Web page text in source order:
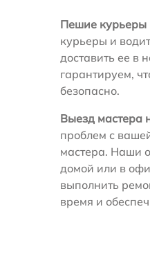
Пешие курьеры
курьеры и
доставить ее в
гарантируем,
безопасно.
Выезд мастера
проблем с
мастера. Наши
домой или в
выполнить
время и